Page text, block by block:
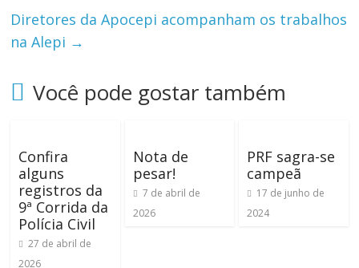
Diretores da Apocepi acompanham os trabalhos
na Alepi →
Você pode gostar também
Confira
alguns
registros da
9ª Corrida da
Polícia Civil
27 de abril de
2026
Nota de
pesar!
7 de abril de
2026
PRF sagra-se
campeã
17 de junho de
2024